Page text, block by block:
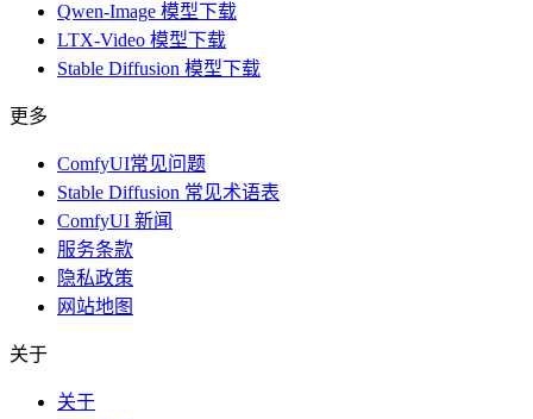
Qwen-Image 模型下载
LTX-Video 模型下载
Stable Diffusion 模型下载
更多
ComfyUI常见问题
Stable Diffusion 常见术语表
ComfyUI 新闻
服务条款
隐私政策
网站地图
关于
关于